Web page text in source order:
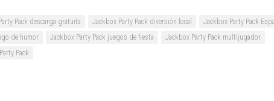
Pack descarga gratuita Jackbox Party Pack diversión local
Jackbox Party Pack
de humor Jackbox Party Pack juegos de fiesta
Jackbox Party Pack multijugador
Pack